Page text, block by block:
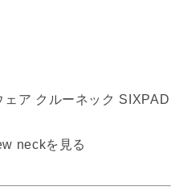
ア クルーネック SIXPAD
neckを見る